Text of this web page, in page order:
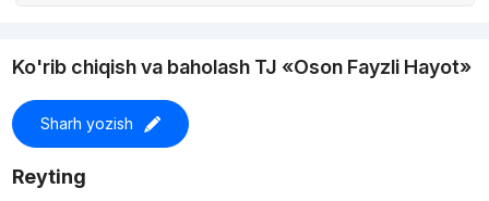
Ko'rib chiqish va baholash TJ «Oson Fayzli Hayot»
Sharh yozish
Reyting